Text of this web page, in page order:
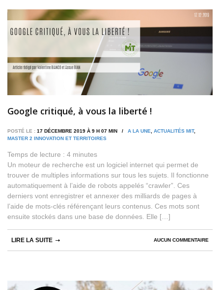
Google critiqué, à vous la liberté !
POSTÉ LE : 17 DÉCEMBRE 2019 À 9 H 07 MIN / A LA UNE ACTUALITÉS MIT,
MASTER 2 INNOVATION ET TERRITOIRES
Temps de lecture : 4 minutes
Un moteur de recherche est un logiciel internet qui permet de
trouver de multiples informations sur tous les sujets. Il fonctionne
automatiquement à l’aide de robots appelés “crawler”. Ces
derniers vont enregistrer et annexer des milliards de pages à
l’aide de mots-clés référençant leurs contenus. Ces mots sont
ensuite stockés dans une base de données. Elle […]
AUCUN COMMENTAIRE
LIRE LA SUITE